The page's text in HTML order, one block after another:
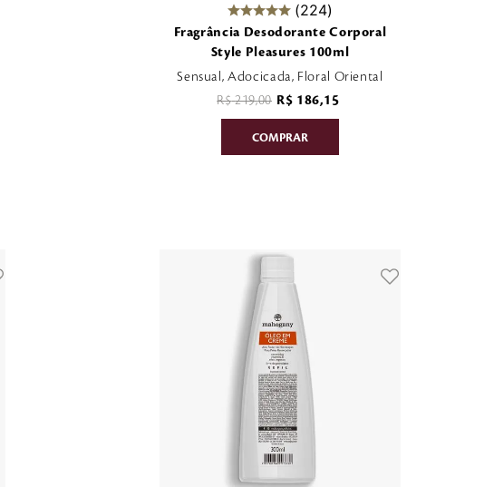
224
Fragrância Desodorante Corporal
Style Pleasures 100ml
Sensual, Adocicada, Floral Oriental
R$ 219,00 R$ 186,15